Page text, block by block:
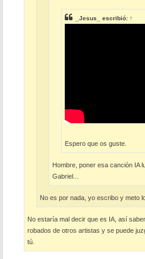
_Jesus_ escribió: ↑
Espero que os guste.
Hombre, poner esa canción IA
Gabriel...
No es por nada, yo escribo y meto
No estaría mal decir que es IA, así
robados de otros artistas y se puede
tú.